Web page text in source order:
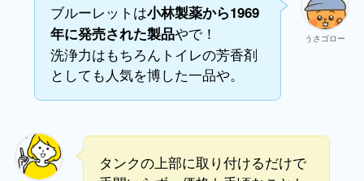
うさゴロー
ブルーレットは小林製薬から1969
年に発売された製品やで！
洗浄力はもちろんトイレの芳香剤
としても人気を博した一品や。
タンクの上部に取り付けるだけで